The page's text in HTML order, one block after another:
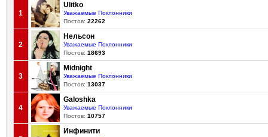
1
Ulitko
Уважаемые Поклонники
Постов: 22262
2
Нельсон
Уважаемые Поклонники
Постов: 18693
3
Midnight
Уважаемые Поклонники
Постов: 13037
4
Galoshka
Уважаемые Поклонники
Постов: 10757
Инфинити